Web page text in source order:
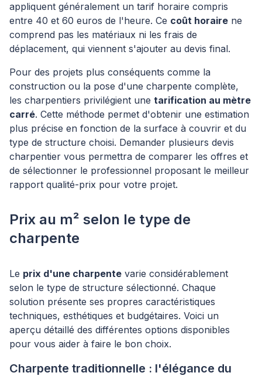
appliquent généralement un tarif horaire compris
entre 40 et 60 euros de l'heure. Ce coût horaire ne
comprend pas les matériaux ni les frais de
déplacement, qui viennent s'ajouter au devis final.
Pour des projets plus conséquents comme la
construction ou la pose d'une charpente complète,
les charpentiers privilégient une tarification au mètre
carré. Cette méthode permet d'obtenir une estimation
plus précise en fonction de la surface à couvrir et du
type de structure choisi. Demander plusieurs devis
charpentier vous permettra de comparer les offres et
de sélectionner le professionnel proposant le meilleur
rapport qualité-prix pour votre projet.
Prix au m² selon le type de
charpente
Le prix d'une charpente varie considérablement
selon le type de structure sélectionné. Chaque
solution présente ses propres caractéristiques
techniques, esthétiques et budgétaires. Voici un
aperçu détaillé des différentes options disponibles
pour vous aider à faire le bon choix.
Charpente traditionnelle : l'élégance du